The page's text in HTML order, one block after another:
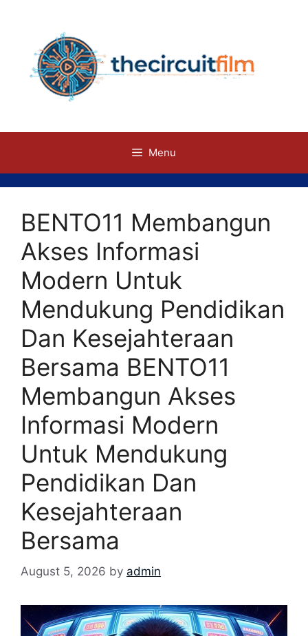
Menu
BENTO11 Membangun
Akses Informasi
Modern Untuk
Mendukung Pendidikan
Dan Kesejahteraan
Bersama BENTO11
Membangun Akses
Informasi Modern
Untuk Mendukung
Pendidikan Dan
Kesejahteraan
Bersama
August 5, 2026 by admin